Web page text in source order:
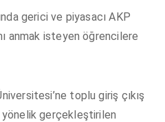
gerici ve piyasacı AKP
anmak isteyen öğrencilere
toplu giriş çıkış
gerçekleştirilen